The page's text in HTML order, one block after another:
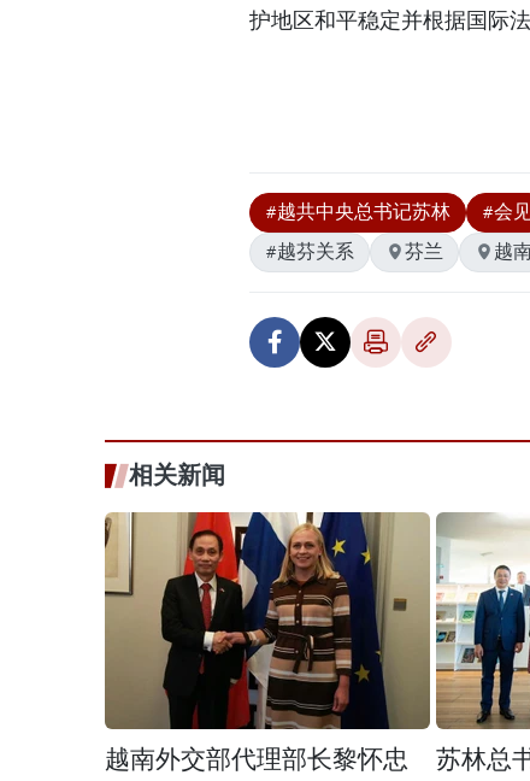
护地区和平稳定并根据国际
#越共中央总书记苏林 #会
#越芬关系
芬兰 越
相关新闻
越南外交部代理部长黎怀忠
苏林总